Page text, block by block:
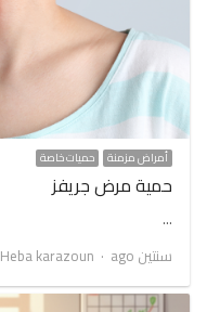
أمراض مزمنة حميات خاصة
حمية مرض جريفز
…
سنتين ago
Author
Heba karazoun